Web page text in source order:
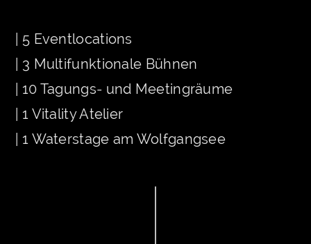
| 5 Eventlocations
| 3 Multifunktionale Bühnen
| 10 Tagungs- und Meetingräume
| 1 Vitality Atelier
| 1 Waterstage am Wolfgangsee